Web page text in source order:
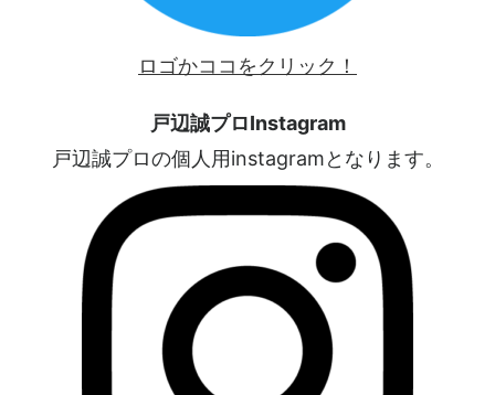
ロゴかココをクリック！
戸辺誠プロInstagram
戸辺誠プロの個人用instagramとなります。